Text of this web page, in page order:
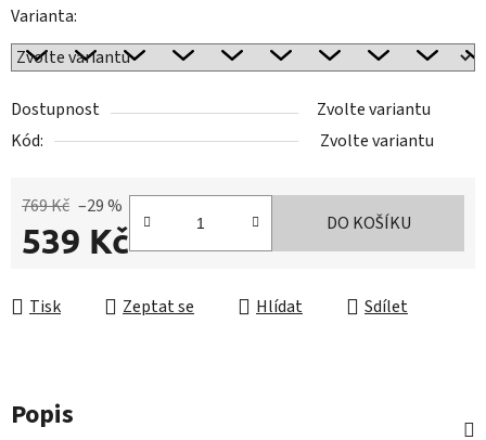
Varianta:
Dostupnost
Zvolte variantu
Kód:
Zvolte variantu
769 Kč –29 %
539 Kč DO KOŠÍKU
Tisk Zeptat se Hlídat Sdílet
Popis